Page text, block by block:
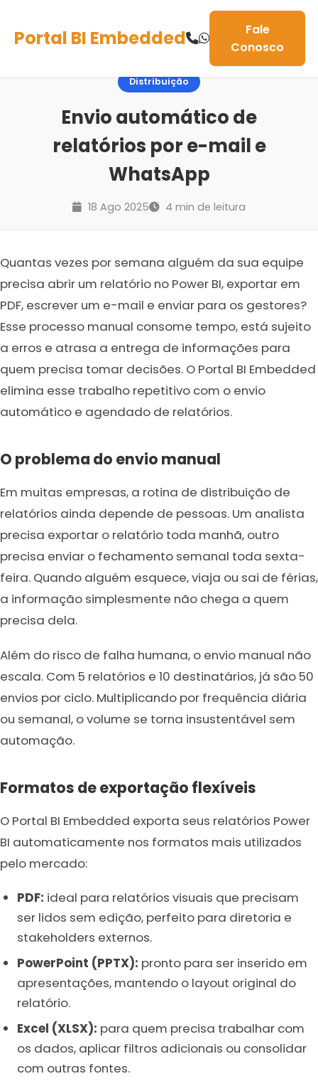
Portal BI Embedded
Fale
Conosco
Distribuição
Envio automático de
relatórios por e-mail e
WhatsApp
18 Ago 2025 4 min de leitura
Quantas vezes por semana alguém da sua equipe
precisa abrir um relatório no Power BI, exportar em
PDF, escrever um e-mail e enviar para os gestores?
Esse processo manual consome tempo, está sujeito
a erros e atrasa a entrega de informações para
quem precisa tomar decisões. O Portal BI Embedded
elimina esse trabalho repetitivo com o envio
automático e agendado de relatórios.
O problema do envio manual
Em muitas empresas, a rotina de distribuição de
relatórios ainda depende de pessoas. Um analista
precisa exportar o relatório toda manhã, outro
precisa enviar o fechamento semanal toda sexta-
feira. Quando alguém esquece, viaja ou sai de férias,
a informação simplesmente não chega a quem
precisa dela.
Além do risco de falha humana, o envio manual não
escala. Com 5 relatórios e 10 destinatários, já são 50
envios por ciclo. Multiplicando por frequência diária
ou semanal, o volume se torna insustentável sem
automação.
Formatos de exportação flexíveis
O Portal BI Embedded exporta seus relatórios Power
BI automaticamente nos formatos mais utilizados
pelo mercado:
PDF: ideal para relatórios visuais que precisam
ser lidos sem edição, perfeito para diretoria e
stakeholders externos.
PowerPoint (PPTX): pronto para ser inserido em
apresentações, mantendo o layout original do
relatório.
Excel (XLSX): para quem precisa trabalhar com
os dados, aplicar filtros adicionais ou consolidar
com outras fontes.